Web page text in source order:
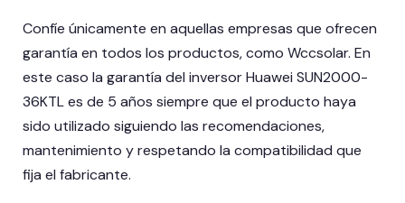
Confíe únicamente en aquellas empresas que ofrecen
garantía en todos los productos, como Wccsolar. En
este caso la garantía del inversor Huawei SUN2000-
36KTL es de 5 años siempre que el producto haya
sido utilizado siguiendo las recomendaciones,
mantenimiento y respetando la compatibilidad que
fija el fabricante.